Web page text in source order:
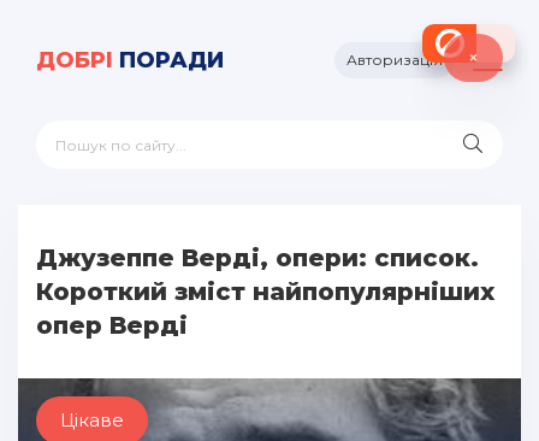
ДОБРІ ПОРАДИ Авторизація
Джузеппе Верді, опери: список.
Короткий зміст найпопулярніших
опер Верді
Цікаве
×